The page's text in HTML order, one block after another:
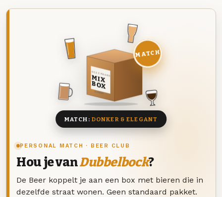
PERSONAL MATCH · BEER CLUB
Hou je vanDubbelbock?
De Beer koppelt je aan een box met bieren die in
dezelfde straat wonen. Geen standaard pakket.
DEZE MAAND
MIX
BOX
8 BIEREN
MATCH
MATCH: DONKER & ELEGANT